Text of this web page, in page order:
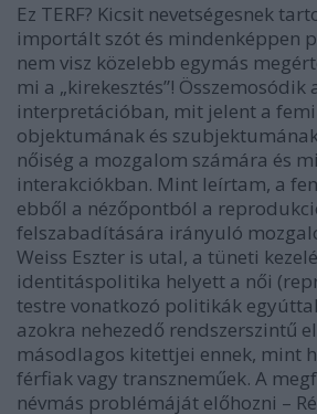
Ez TERF? Kicsit nevetségesnek
importált szót és mindenképpen
nem visz közelebb egymás
mi a „kirekesztés”!
interpretációban, mit jelent a
objektumának és
nőiség a mozgalom számára és
interakciókban. Mint leírtam, a
ebből a nézőpontból a
felszabadítására irányuló
Weiss Eszter is utal, a tüneti
identitáspolitika helyett a női
testre vonatkozó politikák
azokra nehezedő rendszerszintű
másodlagos kitettjei ennek, mint
férfiak vagy transzneműek. A
névmás problémáját előhozni –